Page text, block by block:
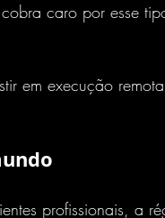
caro por esse
em execução
profissionais, a